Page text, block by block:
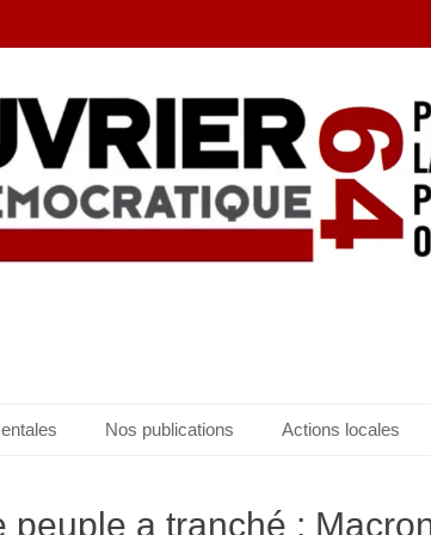
Nos publications Actions locales
peuple a tranché :